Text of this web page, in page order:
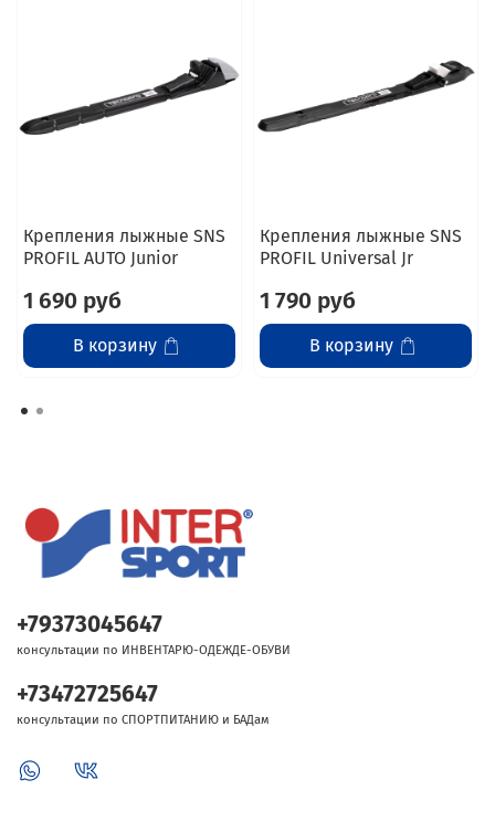
Крепления лыжные SNS
PROFIL AUTO Junior
1 690 руб
В корзину
Крепления лыжные SNS
PROFIL Universal Jr
1 790 руб
В корзину
+79373045647
консультации по ИНВЕНТАРЮ-ОДЕЖДЕ-ОБУВИ
+73472725647
консультации по СПОРТПИТАНИЮ и БАДам